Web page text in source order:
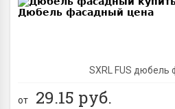
SXRL FUS дюбель
от 29.15 руб.